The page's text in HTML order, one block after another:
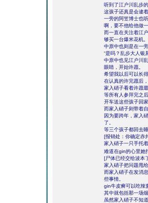
听到了江户川乱步
这孩子还真是会逮
一旁的阿笠博士也
啊，要不他给他做
而一直在关注着江
够买一台爆米花机。
中原中也则是在一
“是吗？乱步大人银
中原中也见江户川
眼睛，开始许愿。
希望我以后可以长
在认真的许完愿后
家入硝子看着许愿
等所有人参拜完之
开车送这些孩子回
而家入硝子则带着
因为要跨年，家入
了。
等三个孩子都回去
[报销处：你确定赤
家入硝子一只手托
难道在gin的心里她
[尸体已经交给波本
家入硝子把问题甩
而家入硝子在发消
些事情。
gin牛皮癣可以吃辣
其中就包括那一场
虽然家入硝子不知